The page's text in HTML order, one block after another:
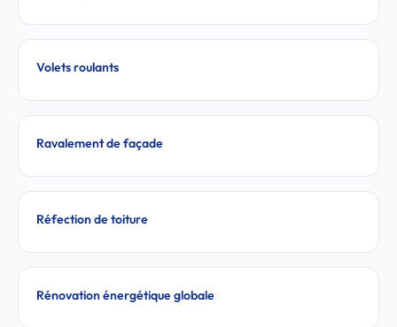
Volets roulants
Ravalement de façade
Réfection de toiture
Rénovation énergétique globale